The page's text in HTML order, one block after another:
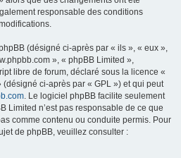
responsable des conditions
(désigné ci-après par « ils », « eux »,
», « phpBB Limited »,
libre de forum, déclaré sous la licence «
(désigné ci-après par « GPL ») et qui peut
. Le logiciel phpBB facilite seulement
Limited n’est pas responsable de ce que
comme contenu ou conduite permis. Pour
de phpBB, veuillez consulter :